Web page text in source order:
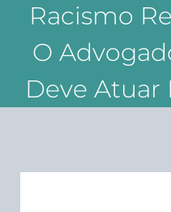
Racismo
O
Deve Atuar